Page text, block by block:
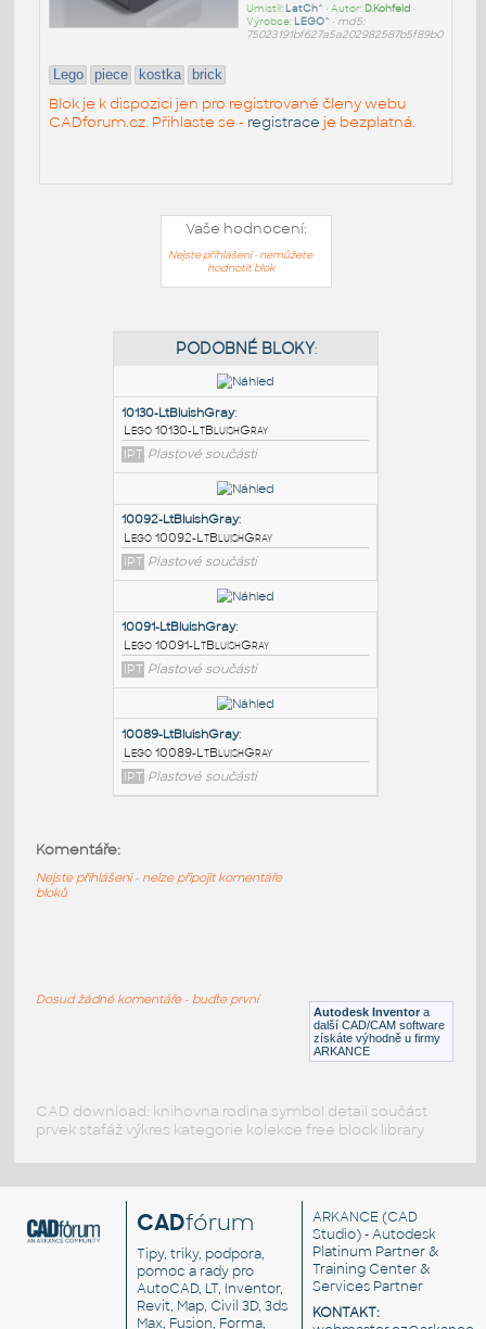
Umístil: LatCh^ • Autor: D.Kohfeld•
Výrobce: LEGO^ • md5:
75023191bf627a5a202982587b5f89b0
Lego piece kostka brick
Blok je k dispozici jen pro registrované členy webu
CADforum.cz. Přihlaste se - registrace je bezplatná.
Vaše hodnocení:
Nejste přihlášeni - nemůžete
hodnotit blok
PODOBNÉ BLOKY
10130-LtBluishGray
Lego 10130-LtBluishGray
IPT Plastové součásti
10092-LtBluishGray:
Lego 10092-LtBluishGray
IPT
Plastové součásti
Lego 10089-LtBluishGray
Autodesk Inventor a
další CAD/CAM software
získáte výhodně u firmy
ARKANCE
Komentáře:
Nejste přihlášeni - nelze připojit komentáře
bloků
Dosud žádné komentáře - buďte první
CAD download: knihovna rodina symbol detail součást
prvek stafáž výkres kategorie kolekce free block library
CADfórum
Tipy, triky, podpora,
pomoc a rady pro
AutoCAD, LT, Inventor,
Revit, Map, Civil 3D, 3ds
Max, Fusion, Forma,
ARKANCE (CAD
Studio) - Autodesk
Platinum Partner &
Training Center &
Services Partner
KONTAKT: